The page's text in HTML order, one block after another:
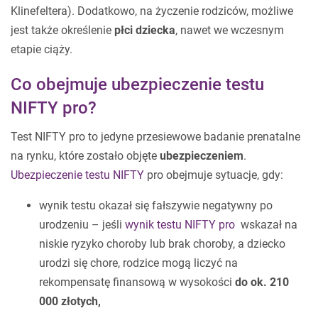
Klinefeltera). Dodatkowo, na życzenie rodziców, możliwe
jest także określenie płci dziecka, nawet we wczesnym
etapie ciąży.
Co obejmuje ubezpieczenie testu
NIFTY pro?
Test NIFTY pro to jedyne przesiewowe badanie prenatalne
na rynku, które zostało objęte ubezpieczeniem.
Ubezpieczenie testu NIFTY pro obejmuje sytuacje, gdy:
wynik testu okazał się fałszywie negatywny po
urodzeniu – jeśli wynik testu NIFTY pro wskazał na
niskie ryzyko choroby lub brak choroby, a dziecko
urodzi się chore, rodzice mogą liczyć na
rekompensatę finansową w wysokości do ok. 210
000 złotych,